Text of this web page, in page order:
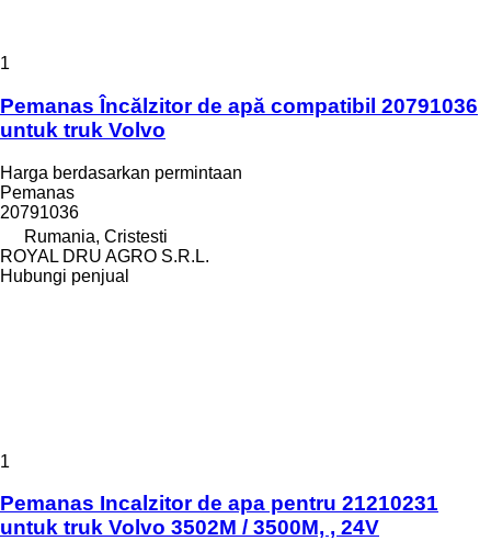
1
Pemanas Încălzitor de apă compatibil 20791036
untuk truk Volvo
Harga berdasarkan permintaan
Pemanas
20791036
Rumania, Cristesti
ROYAL DRU AGRO S.R.L.
Hubungi penjual
1
Pemanas Incalzitor de apa pentru 21210231
untuk truk Volvo 3502M / 3500M, , 24V